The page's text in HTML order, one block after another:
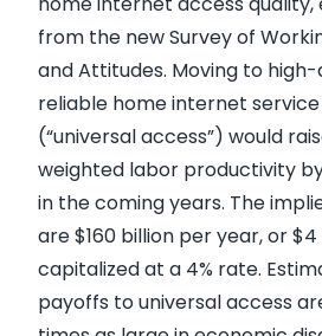
from the new Survey of
and Attitudes. Moving to
reliable home internet
(“universal access”) would
weighted labor productivity by
in the coming years. The
are $160 billion per year, or
capitalized at a 4% rate.
payoffs to universal access